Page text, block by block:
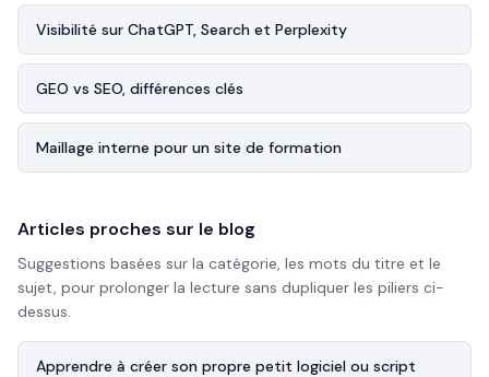
Visibilité sur ChatGPT, Search et Perplexity
GEO vs SEO, différences clés
Maillage interne pour un site de formation
Articles proches sur le blog
Suggestions basées sur la catégorie, les mots du titre et le
sujet, pour prolonger la lecture sans dupliquer les piliers ci-
dessus.
Apprendre à créer son propre petit logiciel ou script